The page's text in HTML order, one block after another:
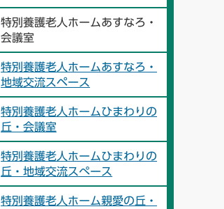
特別養護老人ホームあすなろ・
会議室
特別養護老人ホームあすなろ・
地域交流スペース
特別養護老人ホームひまわりの
丘・会議室
特別養護老人ホームひまわりの
丘・地域交流スぺース
特別養護老人ホーム親愛の丘・